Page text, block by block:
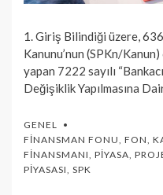
1. Giriş Bilindiği üzere,
Kanunu’nun (SPKn/
yapan 7222 sayılı
Değişiklik Yapılmasına
GENEL
FINANSMAN FONU, FON,
FINANSMANI, PIYASA,
PIYASASI, SPK